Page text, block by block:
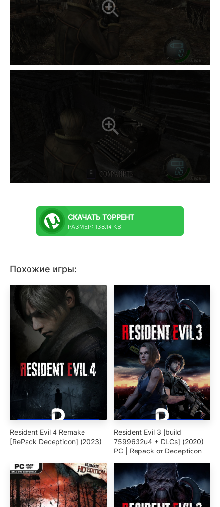
СКАЧАТЬ ТОРРЕНТ
РАЗМЕР: 138.14 KB
Похожие игры:
Resident Evil 4 Remake
[RePack Decepticon] (2023)
Resident Evil 3 [build
7599632u4 + DLCs] (2020)
PC | Repack от Decepticon